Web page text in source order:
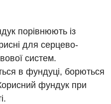
порівнюють із
для серцево-
систем.
в фундуці, борються
фундук при